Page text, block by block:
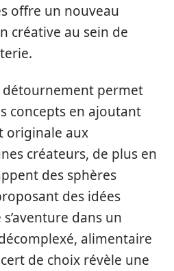
offre un nouveau
créative au sein de
détournement permet
concepts en ajoutant
originale aux
créateurs, de plus en
des sphères
des idées
dans un
alimentaire
de choix révèle une